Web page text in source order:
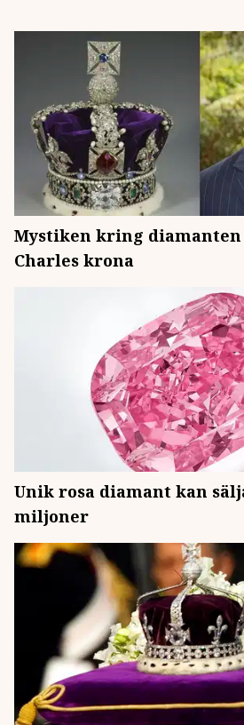
Mystiken kring diamanten
Charles krona
Unik rosa diamant kan
miljoner